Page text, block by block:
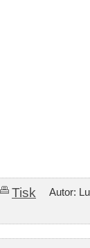
Tisk
Autor: